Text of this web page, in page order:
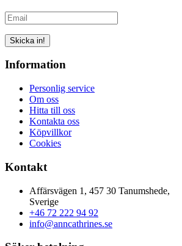
Skicka in!
Information
Personlig service
Om oss
Hitta till oss
Kontakta oss
Köpvillkor
Cookies
Kontakt
Affärsvägen 1, 457 30 Tanumshede,
Sverige
+46 72 222 94 92
info@anncathrines.se